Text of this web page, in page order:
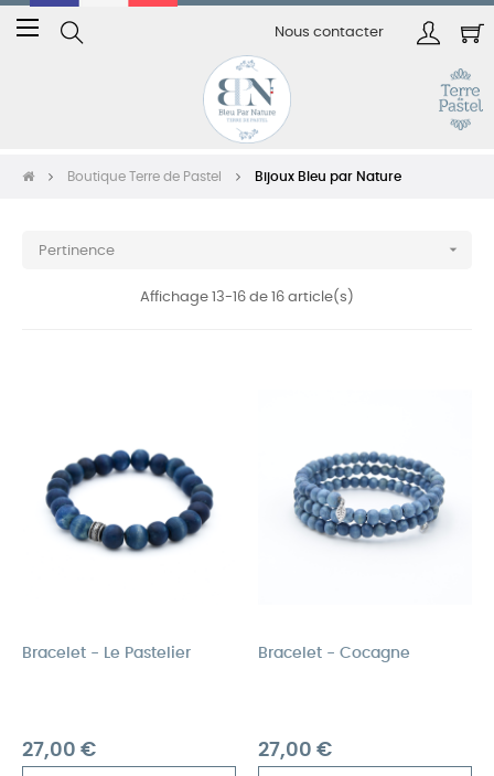
Nous contacter
Basculer
☰
Boutique Terre de Pastel Bijoux Bleu par Nature
Pertinence 
Affichage 13-16 de 16 article(s)
Bracelet - Le Pastelier
Prix
27,00 €
Bracelet - Cocagne
Prix
27,00 €